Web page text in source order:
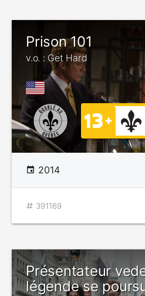
Prison 101
v.o. : Get Hard
2014
391169
Présentateur
légende se